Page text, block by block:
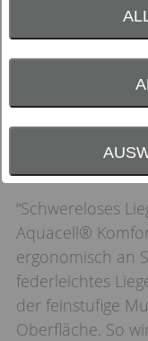
“Schwereloses
Aquacell®
ergonomisch an
federleichtes
der feinstufige
Oberfläche. So